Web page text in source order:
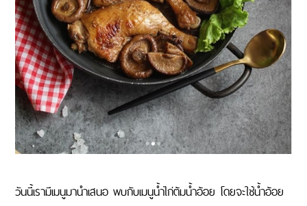
วันนี้เรามีเมนูมานำเสนอ พบกับเมนูน้ำไก่ต้มน้ำอ้อย โดยจะใช้น้ำอ้อย